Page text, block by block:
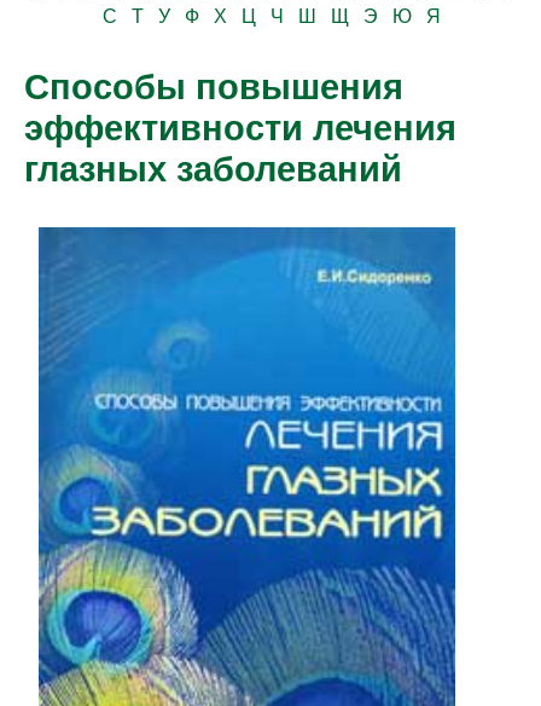
С
Т У Ф Х Ц Ч Ш Щ Э Ю Я
Способы повышения
эффективности лечения
глазных заболеваний